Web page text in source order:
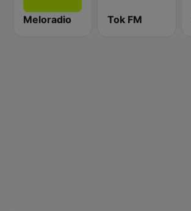
Meloradio Tok FM